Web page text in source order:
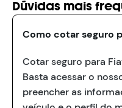
Dúvidas mais
Como cotar seguro
Cotar seguro para
Basta acessar o
preencher as